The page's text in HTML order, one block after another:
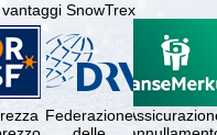
SnowTrex
Federazione